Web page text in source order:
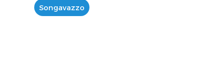
Songavazzo